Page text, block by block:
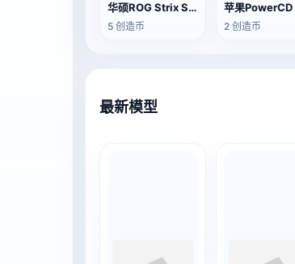
华硕ROG Strix Scar 17（2023）G733 游戏笔记本
5 创造币
苹果PowerCD
2 创造币
最新模型